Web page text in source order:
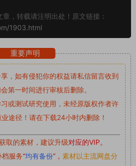
，转载请注明出处！原文链接：
1903.html
重要声明
，如有侵犯你的权益请私信留言收到
第一时间进行审核后删除。
或测试研究使用，未经原版权作者许
途径！请在下载24小时内删除！
取的素材，建议升级对应的VIP。
服务“均有备份”， 素材以主流网盘分